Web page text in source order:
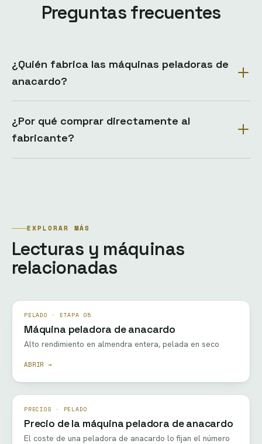
Preguntas frecuentes
¿Quién fabrica las máquinas peladoras de
anacardo?
¿Por qué comprar directamente al
fabricante?
EXPLORAR MÁS
Lecturas y máquinas
relacionadas
PELADO · ETAPA 05
Máquina peladora de anacardo
Alto rendimiento en almendra entera, pelada en seco
ABRIR →
PRECIOS · PELADO
Precio de la máquina peladora de anacardo
El coste de una peladora de anacardo lo fijan el número